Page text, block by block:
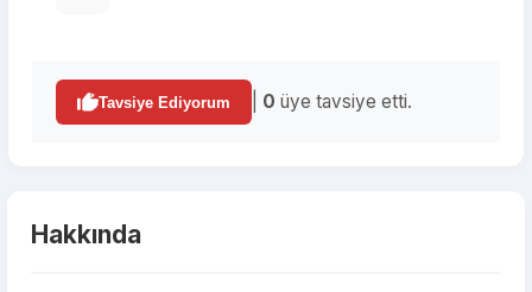
Tavsiye Ediyorum 0 üye tavsiye etti.
Hakkında